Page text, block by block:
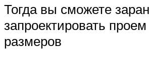
Тогда вы сможете
запроектировать
размеров